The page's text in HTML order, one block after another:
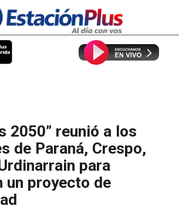
2050” reunió a los
de Paraná, Crespo,
para
un proyecto de